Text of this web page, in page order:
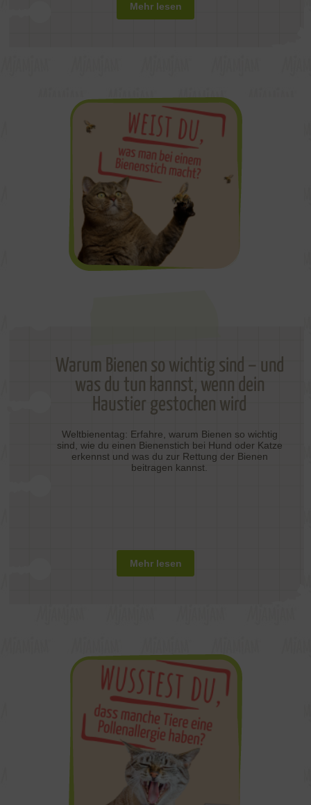
Mehr lesen
Warum Bienen so wichtig sind – und
was du tun kannst, wenn dein
Haustier gestochen wird
Weltbienentag: Erfahre, warum Bienen so wichtig
sind, wie du einen Bienenstich bei Hund oder Katze
erkennst und was du zur Rettung der Bienen
beitragen kannst.
Mehr lesen